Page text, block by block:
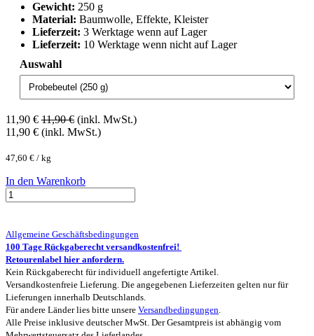
Gewicht: 250 g
Material: Baumwolle, Effekte, Kleister
Lieferzeit: 3 Werktage wenn auf Lager
Lieferzeit: 10 Werktage wenn nicht auf Lager
Auswahl
11,90 € 11,90€ (inkl. MwSt.)
11,90 € (inkl. MwSt.)
47,60 € / kg
In den Warenkorb
Allgemeine Geschäftsbedingungen
100 Tage Rückgaberecht versandkostenfrei!
Retourenlabel hier anfordern.
Kein Rückgaberecht für individuell angefertigte Artikel.
Versandkostenfreie Lieferung. Die angegebenen Lieferzeiten gelten nur für
Lieferungen innerhalb Deutschlands.
Für andere Länder lies bitte unsere Versandbedingungen.
Alle Preise inklusive deutscher MwSt. Der Gesamtpreis ist abhängig vom